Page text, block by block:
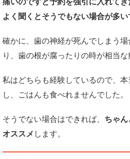
痛いのですと予約を強引に入れてき
よく聞くとそうでもない場合が多い
確かに、歯の神経が死んでしまう
り、歯の根が腐ったりの時が相当な
私はどちらも経験しているので、
し、ごはんも食べれませんでした。
そうでない場合はできれば、 ちゃ
オススメ します。